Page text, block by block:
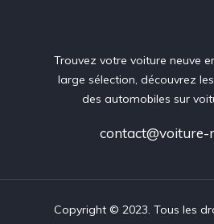
Trouvez votre voiture neuve
large sélection, découvrez
des automobiles sur
contact@voiture-
Copyright © 2023. Tous les